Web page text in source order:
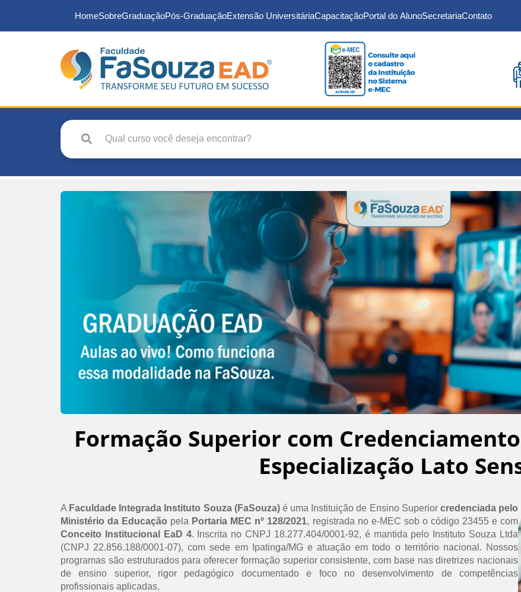
HomeSobreGraduaçãoPós-GraduaçãoExtensão UniversitáriaCapacitaçãoPortal do AlunoSecretariaContato
Formação Superior com
Especialização Lato
A Faculdade Integrada Instituto Souza (FaSouza)é uma Instituição de Ensino Superior credenciada pelo
Ministério da Educação pela Portaria MEC nº 128/2021, registrada no e-MEC sob o código 23455 e com
Conceito Institucional EaD 4. Inscrita no CNPJ 18.277.404/0001-92, é mantida pelo Instituto Souza Ltda
(CNPJ 22.856.188/0001-07), com sede em Ipatinga/MG e atuação em todo o território nacional. Nossos
programas são estruturados para oferecer formação superior consistente, com base nas diretrizes nacionais
de ensino superior, rigor pedagógico documentado e foco no desenvolvimento de competências
profissionais aplicadas.